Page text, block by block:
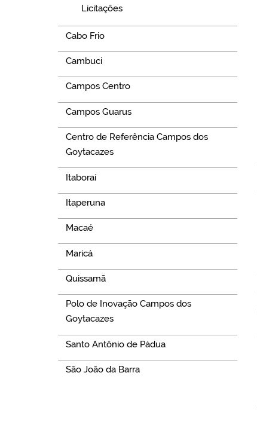
Licitações
Cabo Frio
Cambuci
Campos Centro
Campos Guarus
Centro de Referência Campos dos
Goytacazes
Itaboraí
Itaperuna
Macaé
Maricá
Quissamã
Polo de Inovação Campos dos
Goytacazes
Santo Antônio de Pádua
São João da Barra